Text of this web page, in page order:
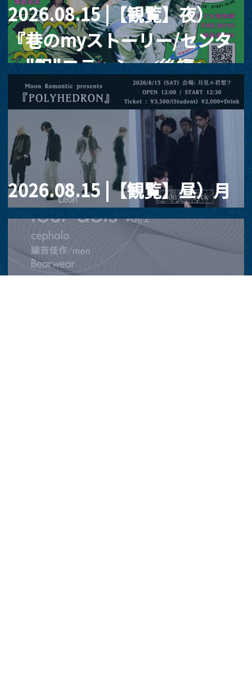
2026.08.15 |【観覧】夜）
『巷のmyストーリー/センタ
ー"訳"フラッシュ⚡️後編』
2026.08.15 |【観覧】昼）月
見ルpre.『POLYHEDRON』